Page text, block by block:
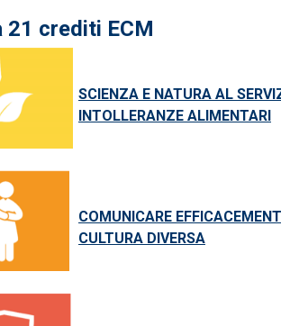
21 crediti ECM
SCIENZA E NATURA AL
INTOLLERANZE ALIMENTARI
COMUNICARE
CULTURA DIVERSA